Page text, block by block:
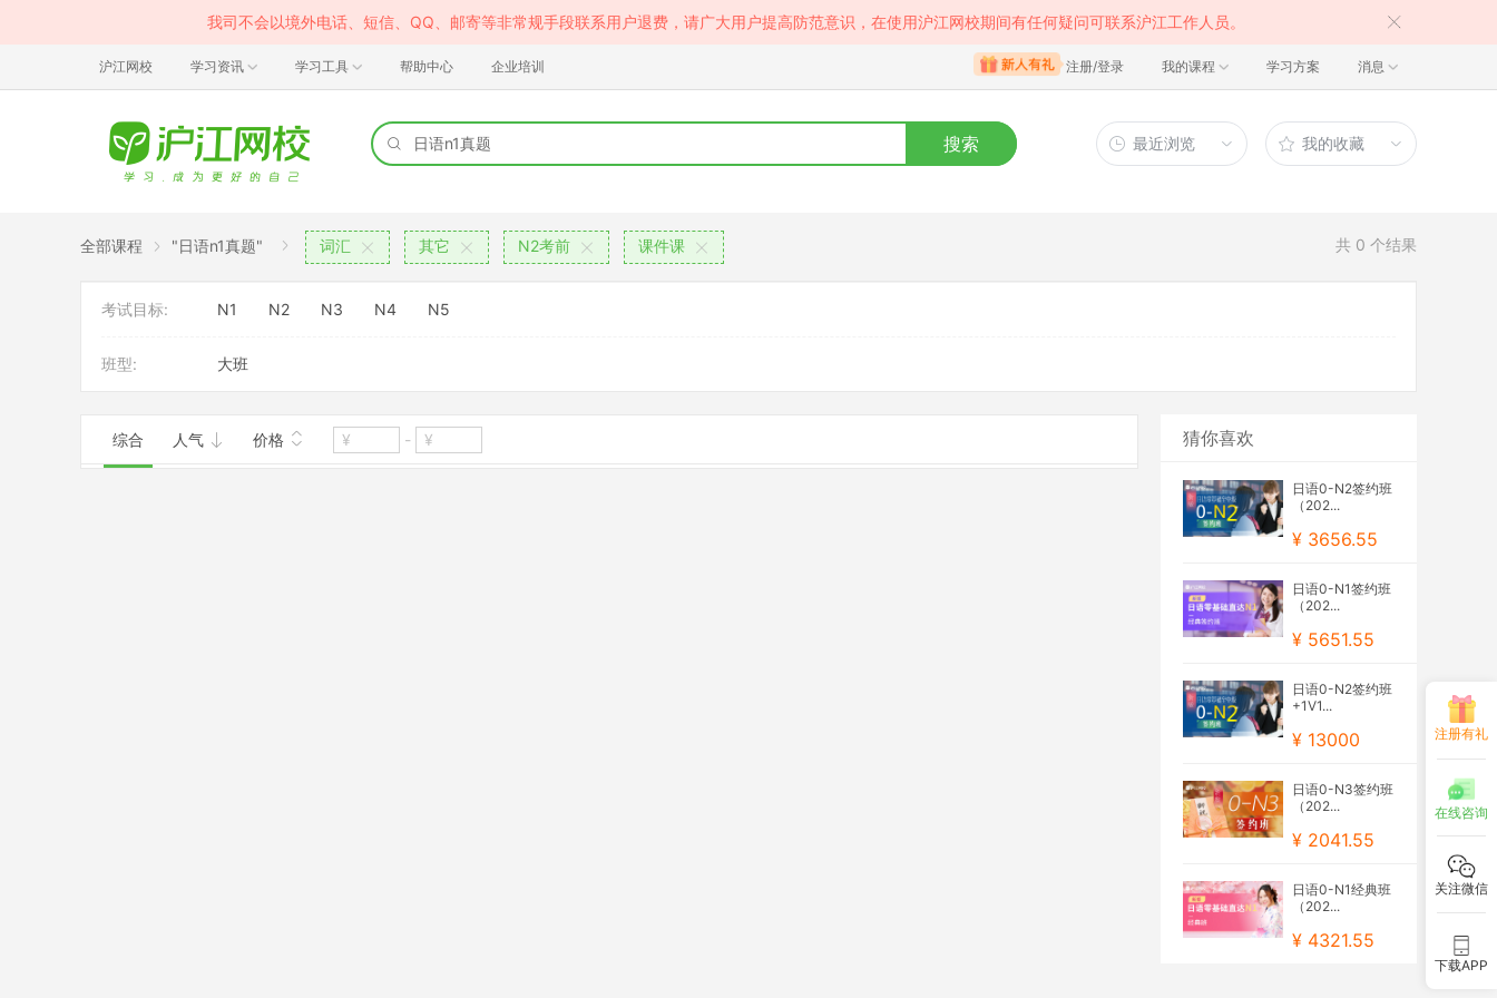
我司不会以境外电话、短信、QQ、邮寄等非常规手段联系用户退费，请广大用户提高防范意识，在使用沪江网校期间有任何疑问可联系沪江工作人员。
沪江网校 学习资讯 学习工具 帮助中心 企业培训 注册/登录 我的课程 学习方案 消息
搜索 最近浏览 我的收藏
全部课程 "日语n1真题" 词汇 其它 N2考前 课件课 共 0 个结果
考试目标: N1 N2 N3 N4 N5
班型: 大班
综合 人气 价格 - 猜你喜欢
日语0-N2签约班
（202...
¥ 3656.55
日语0-N1签约班
（202...
¥ 5651.55
日语0-N2签约班
+1V1...
¥ 13000
日语0-N3签约班
（202...
¥ 2041.55
日语0-N1经典班
（202...
¥ 4321.55
注册有礼
在线咨询
关注微信
下载APP